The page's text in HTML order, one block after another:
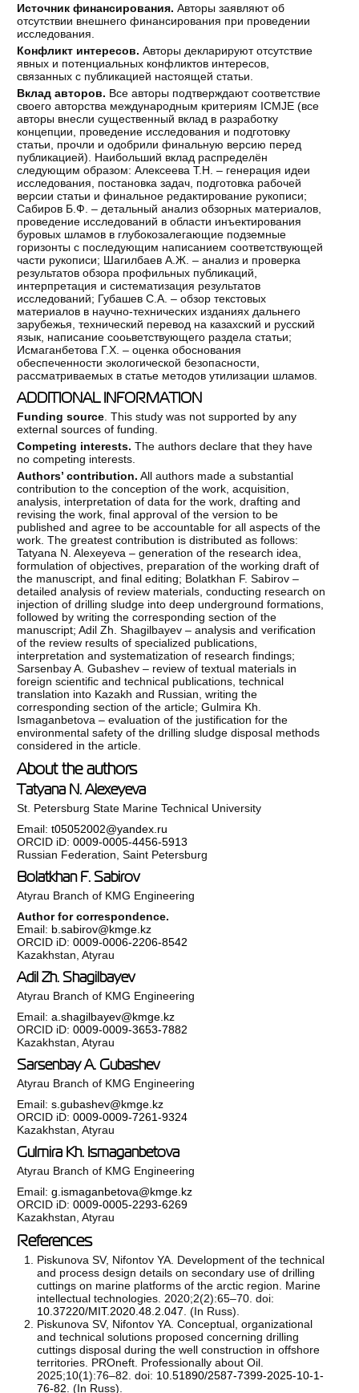
Источник финансирования. Авторы заявляют об
отсутствии внешнего финансирования при проведении
исследования.
Конфликт интересов. Авторы декларируют отсутствие
явных и потенциальных конфликтов интересов,
связанных с публикацией настоящей статьи.
Вклад авторов. Все авторы подтверждают соответствие
своего авторства международным критериям ICMJE (все
авторы внесли существенный вклад в разработку
концепции, проведение исследования и подготовку
статьи, прочли и одобрили финальную версию перед
публикацией). Наибольший вклад распределён
следующим образом: Алексеева Т.Н. – генерация идеи
исследования, постановка задач, подготовка рабочей
версии статьи и финальное редактирование рукописи;
Сабиров Б.Ф. – детальный анализ обзорных материалов,
проведение исследований в области инъектирования
буровых шламов в глубокозалегающие подземные
горизонты с последующим написанием соответствующей
части рукописи; Шагилбаев А.Ж. – анализ и проверка
результатов обзора профильных публикаций,
интерпретация и систематизация результатов
исследований; Губашев С.А. – обзор текстовых
материалов в научно-технических изданиях дальнего
зарубежья, технический перевод на казахский и русский
язык, написание сооьветствующего раздела статьи;
Исмаганбетова Г.Х. – оценка обоснования
обеспеченности экологической безопасности,
рассматриваемых в статье методов утилизации шламов.
ADDITIONAL INFORMATION
Funding source . This study was not supported by any
external sources of funding.
Competing interests. The authors declare that they have
no competing interests.
Authors’ contribution. All authors made a substantial
contribution to the conception of the work, acquisition,
analysis, interpretation of data for the work, drafting and
revising the work, final approval of the version to be
published and agree to be accountable for all aspects of the
work. The greatest contribution is distributed as follows:
Tatyana N. Alexeyeva – generation of the research idea,
formulation of objectives, preparation of the working draft of
the manuscript, and final editing; Bolatkhan F. Sabirov –
detailed analysis of review materials, conducting research on
injection of drilling sludge into deep underground formations,
followed by writing the corresponding section of the
manuscript; Adil Zh. Shagilbayev – analysis and verification
of the review results of specialized publications,
interpretation and systematization of research findings;
Sarsenbay A. Gubashev – review of textual materials in
foreign scientific and technical publications, technical
translation into Kazakh and Russian, writing the
corresponding section of the article; Gulmira Kh.
Ismaganbetova – evaluation of the justification for the
environmental safety of the drilling sludge disposal methods
considered in the article.
About the authors
Tatyana N. Alexeyeva
St. Petersburg State Marine Technical University
Email:t05052002@yandex.ru
ORCID iD:0009-0005-4456-5913
Russian Federation, Saint Petersburg
Bolatkhan F. Sabirov
Atyrau Branch of KMG Engineering
Author for correspondence.
Email: b.sabirov@kmge.kz
ORCID iD:0009-0006-2206-8542
Kazakhstan, Atyrau
Adil Zh. Shagilbayev
Atyrau Branch of KMG Engineering
Email:a.shagilbayev@kmge.kz
ORCID iD:0009-0009-3653-7882
Kazakhstan, Atyrau
Sarsenbay A. Gubashev
Atyrau Branch of KMG Engineering
Email:s.gubashev@kmge.kz
ORCID iD:0009-0009-7261-9324
Kazakhstan, Atyrau
Gulmira Kh. Ismaganbetova
Atyrau Branch of KMG Engineering
Email:g.ismaganbetova@kmge.kz
ORCID iD:0009-0005-2293-6269
Kazakhstan, Atyrau
References
Piskunova SV, Nifontov YA. Development of the technical
and process design details on secondary use of drilling
cuttings on marine platforms of the arctic region. Marine
intellectual technologies. 2020;2(2):65–70. doi:
10.37220/MIT.2020.48.2.047 . (In Russ).
Piskunova SV, Nifontov YA. Conceptual, organizational
and technical solutions proposed concerning drilling
cuttings disposal during the well construction in offshore
territories. PROneft. Professionally about Oil.
2025;10(1):76–82. doi: 10.51890/2587-7399-2025-10-1-
76-82 . (In Russ).